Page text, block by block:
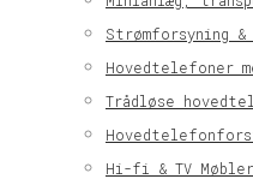
Strømforsyning &
Hovedtelefoner
Trådløse
Hi-fi & TV Møbler